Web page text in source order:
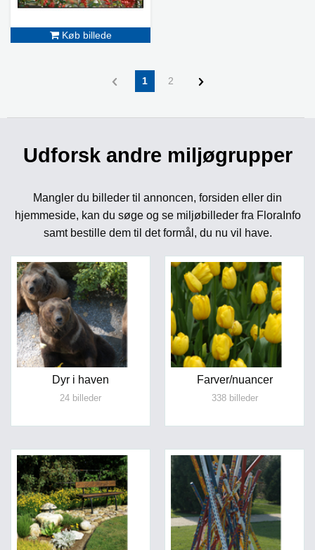
Køb billede
1 2
Udforsk andre miljøgrupper
Mangler du billeder til annoncen, forsiden eller din
hjemmeside, kan du søge og se miljøbilleder fra FloraInfo
samt bestille dem til det formål, du nu vil have.
Dyr i haven
24 billeder
Farver/nuancer
338 billeder